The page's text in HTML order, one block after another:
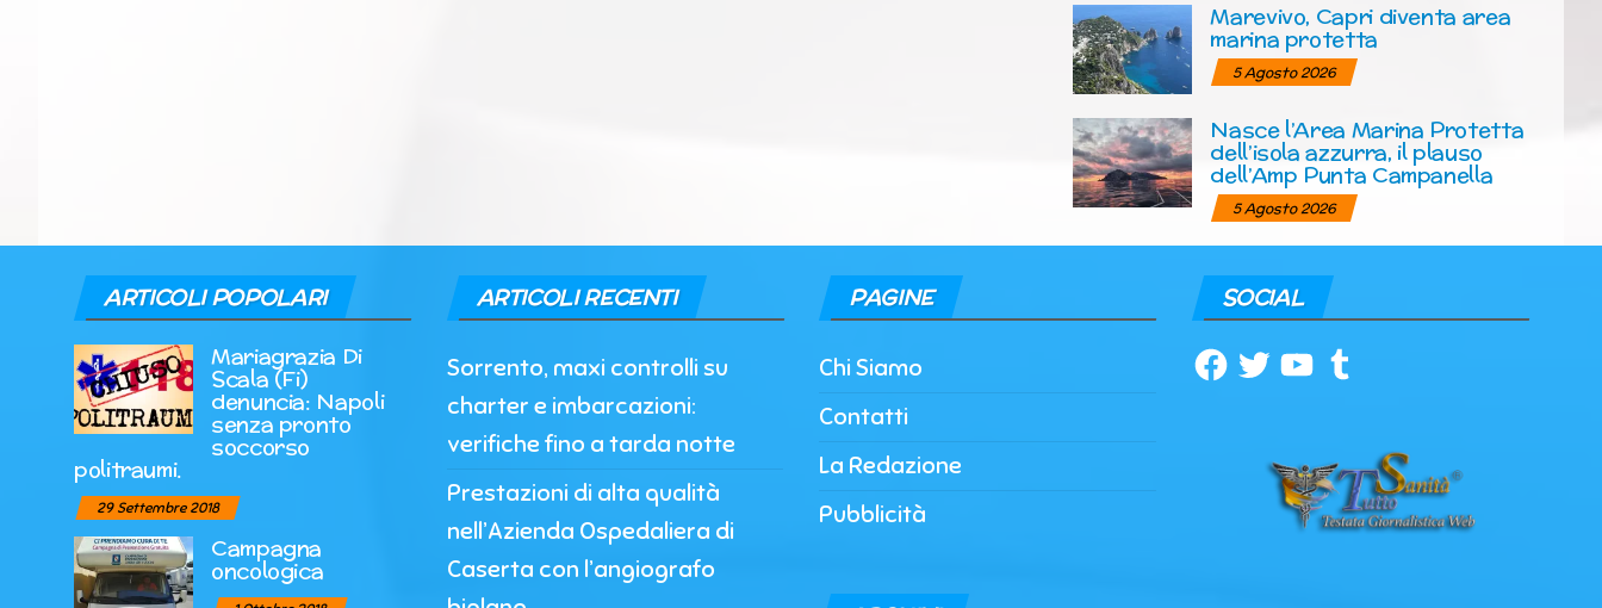
Marevivo, Capri diventa area
marina protetta
5 Agosto 2026
Nasce l’Area Marina Protetta
dell’isola azzurra, il plauso
dell’Amp Punta Campanella
5 Agosto 2026
ARTICOLI POPOLARI
Mariagrazia Di
Scala (Fi)
denuncia: Napoli
senza pronto
soccorso
politraumi.
29 Settembre 2018
Campagna
oncologica
ARTICOLI RECENTI
Sorrento, maxi controlli su
charter e imbarcazioni:
verifiche fino a tarda notte
Prestazioni di alta qualità
nell’Azienda Ospedaliera di
Caserta con l’angiografo
PAGINE
Chi Siamo
Contatti
La Redazione
Pubblicità
SOCIAL
Facebook
TwitterYouTubeTumblr